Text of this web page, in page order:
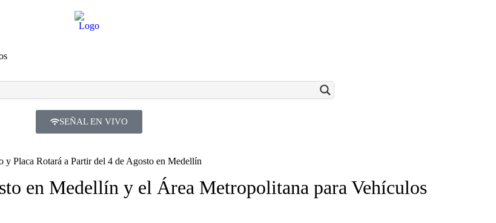
SEÑAL EN VIVO
en Medellín y el Área Metropolitana para Vehículos